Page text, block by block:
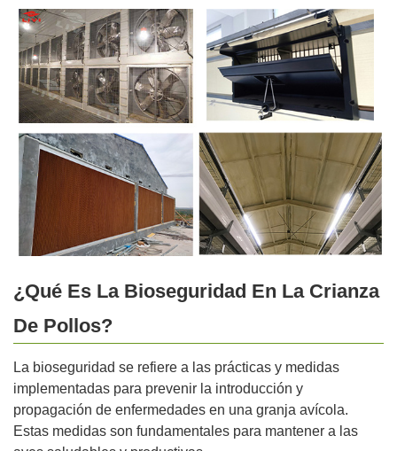
¿Qué Es La Bioseguridad En La Crianza
De Pollos?
La bioseguridad se refiere a las prácticas y medidas
implementadas para prevenir la introducción y
propagación de enfermedades en una granja avícola.
Estas medidas son fundamentales para mantener a las